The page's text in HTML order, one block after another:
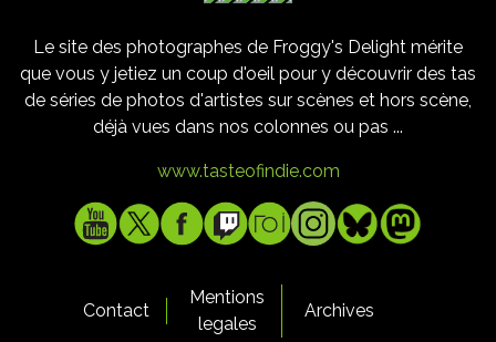
Le site des photographes de Froggy's Delight mérite
que vous y jetiez un coup d'oeil pour y découvrir des tas
de séries de photos d'artistes sur scènes et hors scène,
déjà vues dans nos colonnes ou pas ...
www.tasteofindie.com
Contact
Mentions
legales
Archives